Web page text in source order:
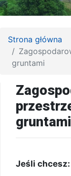
Strona główna
gruntami
gruntami
Jeśli chcesz: